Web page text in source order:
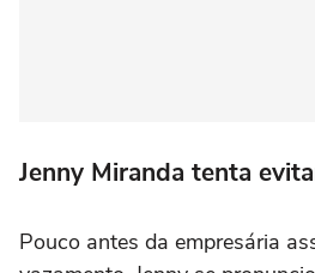
Jenny Miranda tenta
Pouco antes da empresária